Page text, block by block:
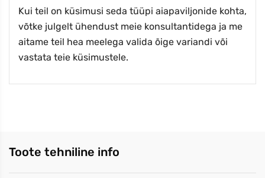
Kui teil on küsimusi seda tüüpi aiapaviljonide kohta,
võtke julgelt ühendust meie konsultantidega ja me
aitame teil hea meelega valida õige variandi või
vastata teie küsimustele.
Toote tehniline info